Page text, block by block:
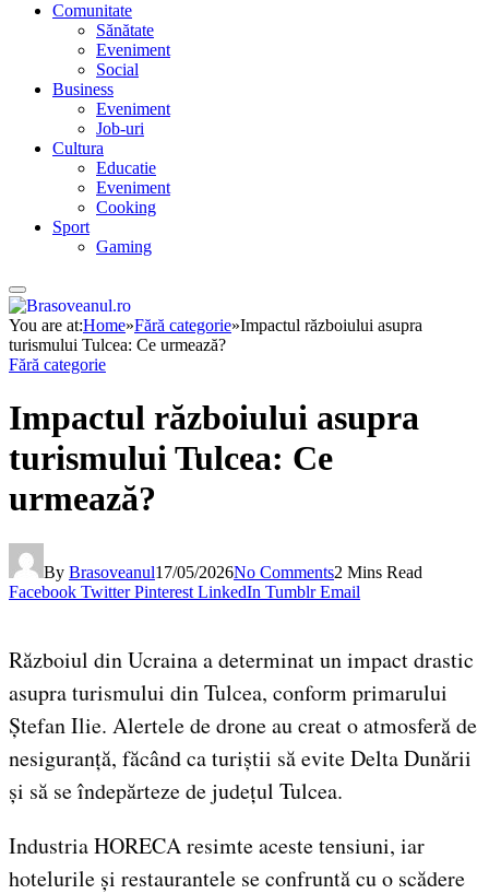
Comunitate
Sănătate
Eveniment
Social
Business
Eveniment
Job-uri
Cultura
Educatie
Eveniment
Cooking
Sport
Gaming
You are at:Home»Fără categorie»Impactul războiului asupra
turismului Tulcea: Ce urmează?
Fără categorie
Impactul războiului asupra
turismului Tulcea: Ce
urmează?
By Brasoveanul17/05/2026No Comments2 Mins Read
Facebook Twitter Pinterest LinkedIn Tumblr Email
Războiul din Ucraina a determinat un impact drastic
asupra turismului din Tulcea, conform primarului
Ștefan Ilie. Alertele de drone au creat o atmosferă de
nesiguranță, făcând ca turiștii să evite Delta Dunării
și să se îndepărteze de județul Tulcea.
Industria HORECA resimte aceste tensiuni, iar
hotelurile și restaurantele se confruntă cu o scădere